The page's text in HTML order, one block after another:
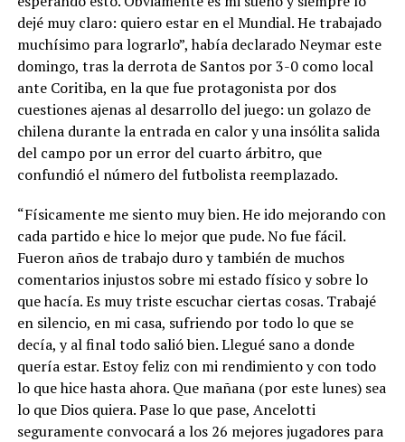
dejé muy claro: quiero estar en el Mundial. He trabajado
muchísimo para lograrlo”, había declarado Neymar este
domingo, tras la derrota de Santos por 3-0 como local
ante Coritiba, en la que fue protagonista por dos
cuestiones ajenas al desarrollo del juego: un golazo de
chilena durante la entrada en calor y una insólita salida
del campo por un error del cuarto árbitro, que
confundió el número del futbolista reemplazado.
“Físicamente me siento muy bien. He ido mejorando con
cada partido e hice lo mejor que pude. No fue fácil.
Fueron años de trabajo duro y también de muchos
comentarios injustos sobre mi estado físico y sobre lo
que hacía. Es muy triste escuchar ciertas cosas. Trabajé
en silencio, en mi casa, sufriendo por todo lo que se
decía, y al final todo salió bien. Llegué sano a donde
quería estar. Estoy feliz con mi rendimiento y con todo
lo que hice hasta ahora. Que mañana (por este lunes) sea
lo que Dios quiera. Pase lo que pase, Ancelotti
seguramente convocará a los 26 mejores jugadores para